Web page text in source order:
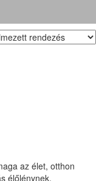
az élet, otthon
élőlénynek.